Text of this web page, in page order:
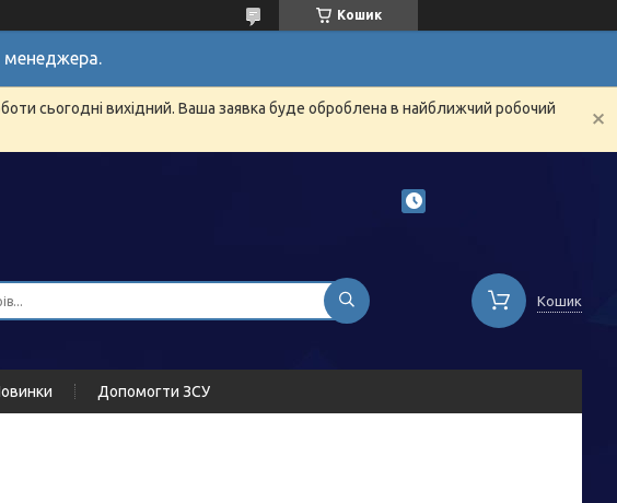
Кошик
менеджера.
сьогодні вихідний. Ваша заявка буде оброблена в найближчий робочий
Кошик
Допомогти ЗСУ